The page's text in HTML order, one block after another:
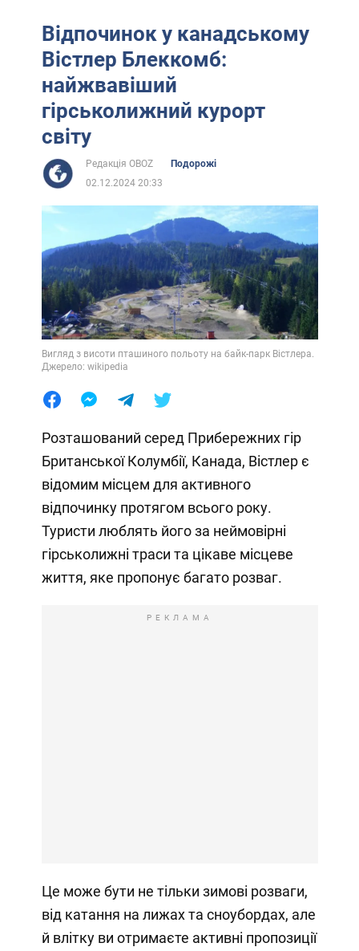
Відпочинок у канадському
Вістлер Блеккомб:
найжвавіший
гірськолижний курорт
світу
Редакція OBOZ
Подорожі
02.12.2024 20:33
Вигляд з висоти пташиного польоту на байк-парк Вістлера.
Джерело: wikipedia
Розташований серед Прибережних гір
Британської Колумбії, Канада, Вістлер є
відомим місцем для активного
відпочинку протягом всього року.
Туристи люблять його за неймовірні
гірськолижні траси та цікаве місцеве
життя, яке пропонує багато розваг.
РЕКЛАМА
Це може бути не тільки зимові розваги,
від катання на лижах та сноубордах, але
й влітку ви отримаєте активні пропозиції